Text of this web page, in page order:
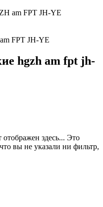
am FPT JH-YE
hgzh am fpt jh-
здесь... Это
вы не указали ни фильтр,